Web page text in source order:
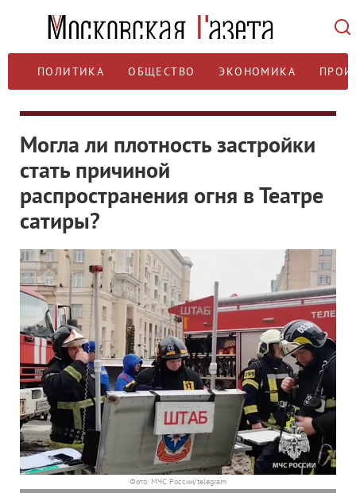
ПОЛИТИКА ОБЩЕСТВО ЭКОНОМИКА
Могла ли плотность застройки
стать причиной
распространения огня в Театре
сатиры?
Фото: МЧС России/telegram